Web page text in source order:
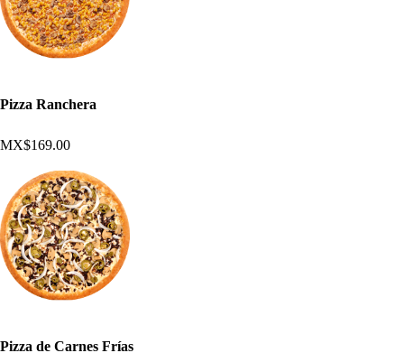
Pizza Ranchera
MX$169.00
Pizza de Carnes Frías